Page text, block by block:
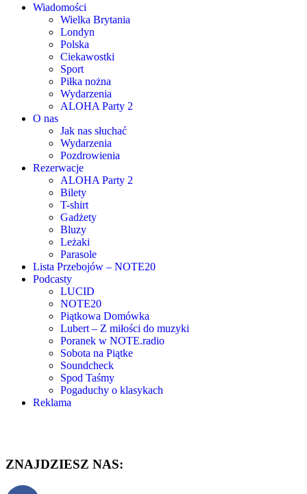
Wiadomości
Wielka Brytania
Londyn
Polska
Ciekawostki
Sport
Piłka nożna
Wydarzenia
ALOHA Party 2
O nas
Jak nas słuchać
Wydarzenia
Pozdrowienia
Rezerwacje
ALOHA Party 2
Bilety
T-shirt
Gadżety
Bluzy
Leżaki
Parasole
Lista Przebojów – NOTE20
Podcasty
LUCID
NOTE20
Piątkowa Domówka
Lubert – Z miłości do muzyki
Poranek w NOTE.radio
Sobota na Piątke
Soundcheck
Spod Taśmy
Pogaduchy o klasykach
Reklama
ZNAJDZIESZ NAS: